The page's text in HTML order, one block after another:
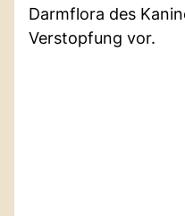
Darmflora des
Verstopfung vor.